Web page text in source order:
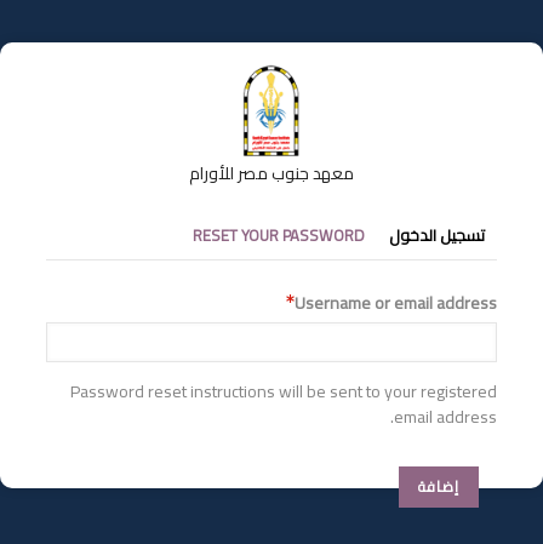
إلى
المحتوى
معهد جنوب مصر للأورام
التبويبات
الأساسية
تسجيل الدخول RESET YOUR PASSWORD
Username or email address
Password reset instructions will be sent to your registered
email address.